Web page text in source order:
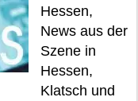
Hessen,
News aus der
Szene in
Hessen,
Klatsch und